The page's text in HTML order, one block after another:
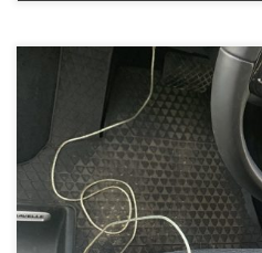
Блок Bosch EDC17CP20 Номер:
Программное удаление сажевого
EGR на Volkswagen Caravelle 2018
Заглушки на трубки EGR
фильтр сняли и вырезали
мощности и крутящего момента.